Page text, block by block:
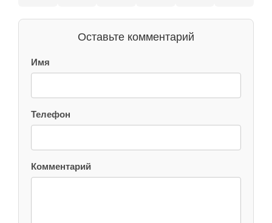
Оставьте комментарий
Имя
Телефон
Комментарий